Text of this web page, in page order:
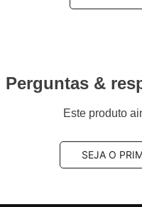
Perguntas &
Este produto
SEJA O